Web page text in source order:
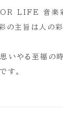
LIFE 音楽
の主旨は人の
いやる至福の
す。